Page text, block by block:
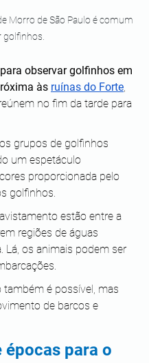
Morro de São Paulo é comum
golfinhos.
observar golfinhos em
às ruínas do Forte,
no fim da tarde para
grupos de golfinhos
um espetáculo
proporcionada pelo
golfinhos.
estão entre a
regiões de águas
Lá, os animais podem ser
também é possível, mas
de barcos e
épocas para o